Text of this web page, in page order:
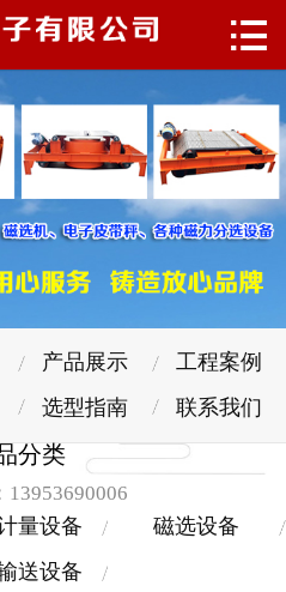
网站首页
产品展示
工程案例
新闻动态
发货现场
选型指南
联系我们

产品展示
工程案例
选型指南 联系我们
分类
13953690006
量设备
磁选设备
送设备